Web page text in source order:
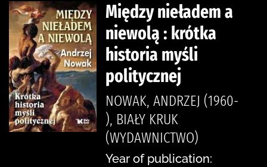
Między nieładem a
niewolą : krótka
historia myśli
politycznej
NOWAK, ANDRZEJ (1960-
), BIAŁY KRUK
(WYDAWNICTWO)
Year of publication: